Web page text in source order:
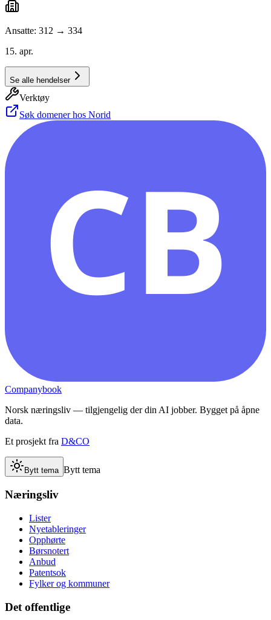
Ansatte: 312 → 334
15. apr.
Se alle hendelser
Verktøy
Søk domener hos Norid
CB
Companybook
Norsk næringsliv — tilgjengelig der din AI jobber. Bygget på åpne
data.
Et prosjekt fra D&CO
Bytt tema Bytt tema
Næringsliv
Lister
Nyetableringer
Opphørte
Børsnotert
Anbud
Patentsok
Fylker og kommuner
Det offentlige